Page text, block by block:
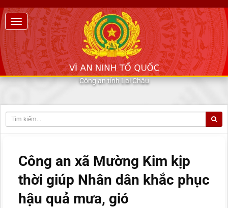
Công an tỉnh Lai Châu
Công an xã Mường Kim kịp
thời giúp Nhân dân khắc phục
hậu quả mưa, gió